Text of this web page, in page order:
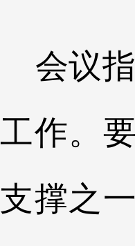
会议指
工作。
支撑之